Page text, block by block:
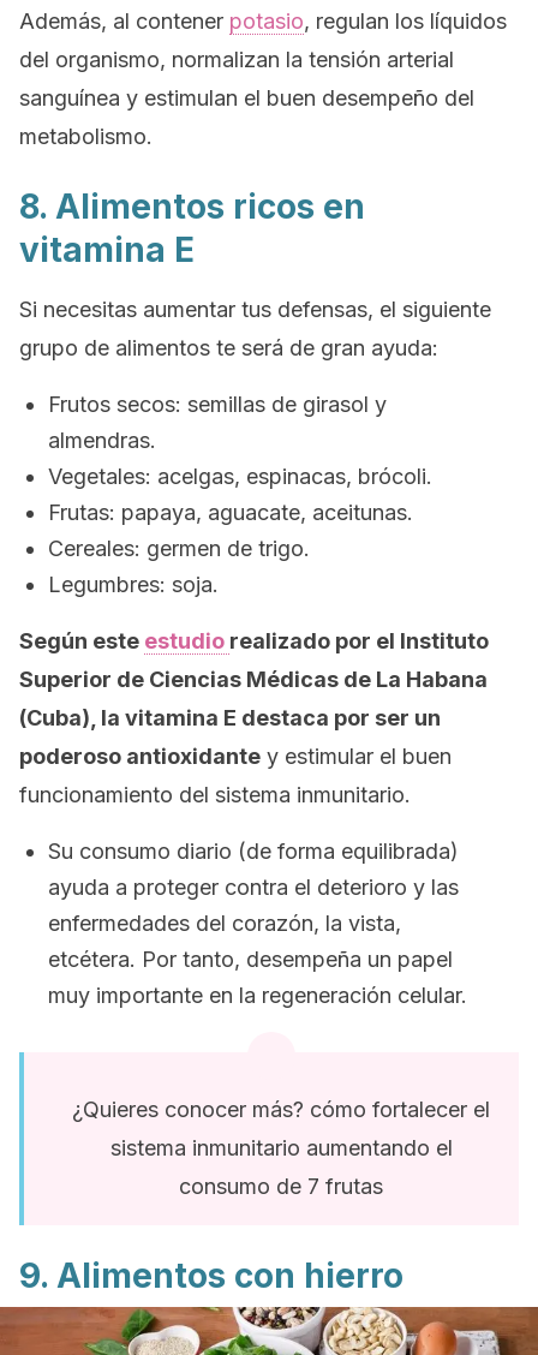
Además, al contener potasio, regulan los líquidos
del organismo, normalizan la tensión arterial
sanguínea y estimulan el buen desempeño del
metabolismo.
8. Alimentos ricos en
vitamina E
Si necesitas aumentar tus defensas, el siguiente
grupo de alimentos te será de gran ayuda:
Frutos secos: semillas de girasol y
almendras.
Vegetales: acelgas, espinacas, brócoli.
Frutas: papaya, aguacate, aceitunas.
Cereales: germen de trigo.
Legumbres: soja.
Según este estudio realizado por el Instituto
Superior de Ciencias Médicas de La Habana
(Cuba), la vitamina E destaca por ser un
poderoso antioxidante y estimular el buen
funcionamiento del sistema inmunitario.
Su consumo diario (de forma equilibrada)
ayuda a proteger contra el deterioro y las
enfermedades del corazón, la vista,
etcétera. Por tanto, desempeña un papel
muy importante en la regeneración celular.
¿Quieres conocer más? cómo fortalecer el
sistema inmunitario aumentando el
consumo de 7 frutas
9. Alimentos con hierro